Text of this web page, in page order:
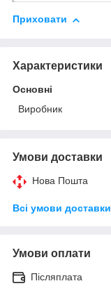
Приховати
Характеристики
Основні
Виробник
Умови доставки
Нова Пошта
Всі умови доставки
Умови оплати
Післяплата